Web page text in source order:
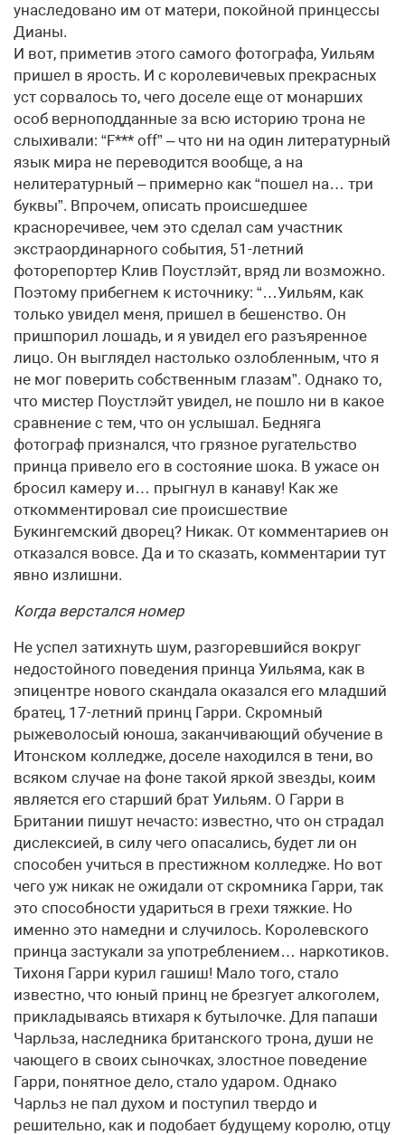
унаследовано им от матери, покойной принцессы
Дианы.
И вот, приметив этого самого фотографа, Уильям
пришел в ярость. И с королевичевых прекрасных
уст сорвалось то, чего доселе еще от монарших
особ верноподданные за всю историю трона не
слыхивали: “F*** off” – что ни на один литературный
язык мира не переводится вообще, а на
нелитературный – примерно как “пошел на… три
буквы”. Впрочем, описать происшедшее
красноречивее, чем это сделал сам участник
экстраординарного события, 51-летний
фоторепортер Клив Поустлэйт, вряд ли возможно.
Поэтому прибегнем к источнику: “…Уильям, как
только увидел меня, пришел в бешенство. Он
пришпорил лошадь, и я увидел его разъяренное
лицо. Он выглядел настолько озлобленным, что я
не мог поверить собственным глазам”. Однако то,
что мистер Поустлэйт увидел, не пошло ни в какое
сравнение с тем, что он услышал. Бедняга
фотограф признался, что грязное ругательство
принца привело его в состояние шока. В ужасе он
бросил камеру и… прыгнул в канаву! Как же
откомментировал сие происшествие
Букингемский дворец? Никак. От комментариев он
отказался вовсе. Да и то сказать, комментарии тут
явно излишни.
Когда верстался номер
Не успел затихнуть шум, разгоревшийся вокруг
недостойного поведения принца Уильяма, как в
эпицентре нового скандала оказался его младший
братец, 17-летний принц Гарри. Скромный
рыжеволосый юноша, заканчивающий обучение в
Итонском колледже, доселе находился в тени, во
всяком случае на фоне такой яркой звезды, коим
является его старший брат Уильям. О Гарри в
Британии пишут нечасто: известно, что он страдал
дислексией, в силу чего опасались, будет ли он
способен учиться в престижном колледже. Но вот
чего уж никак не ожидали от скромника Гарри, так
это способности удариться в грехи тяжкие. Но
именно это намедни и случилось. Королевского
принца застукали за употреблением… наркотиков.
Тихоня Гарри курил гашиш! Мало того, стало
известно, что юный принц не брезгует алкоголем,
прикладываясь втихаря к бутылочке. Для папаши
Чарльза, наследника британского трона, души не
чающего в своих сыночках, злостное поведение
Гарри, понятное дело, стало ударом. Однако
Чарльз не пал духом и поступил твердо и
решительно, как и подобает будущему королю, отцу